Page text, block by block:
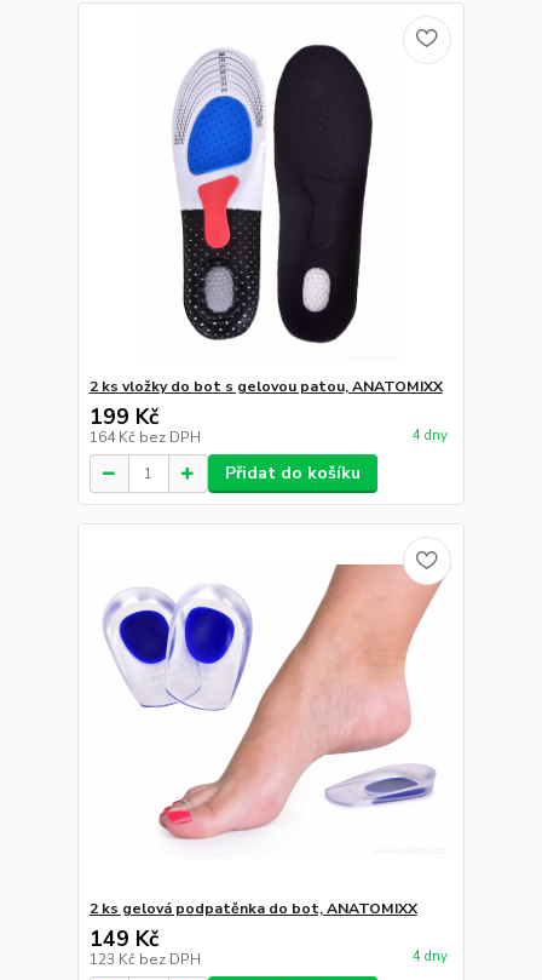
2 ks vložky do bot s gelovou patou, ANATOMIXX
199 Kč
164 Kč bez DPH 4 dny
Přidat do košíku
2 ks gelová podpatěnka do bot, ANATOMIXX
149 Kč
123 Kč bez DPH 4 dny